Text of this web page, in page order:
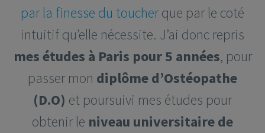
par la finesse du toucherque par le coté
intuitif qu’elle nécessite. J’ai donc repris
mes études à Paris pour 5 années, pour
passer mon diplôme d’Ostéopathe
(D.O) et poursuivi mes études pour
obtenir le niveau universitaire de